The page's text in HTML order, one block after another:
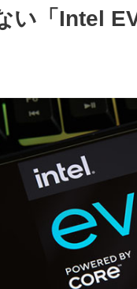
い「Intel